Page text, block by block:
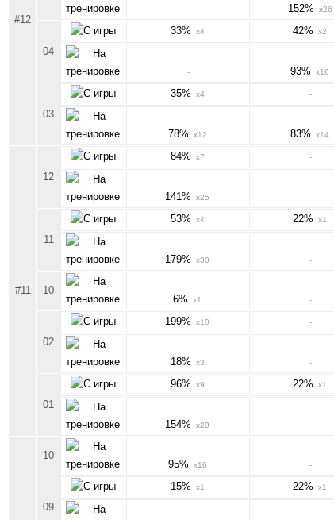
#12
- 152% x26
04
33% x4 42% x2
- 93% x16
03
35% x4 -
78% x12 83% x14
#11
12
84% x7 -
141% x25 -
11
53% x4 22% x1
179% x30 -
10
6% x1 -
02
199% x10 -
18% x3 -
01
96% x9 22% x1
154% x29 -
10
95% x16 -
09
15% x1 22% x1